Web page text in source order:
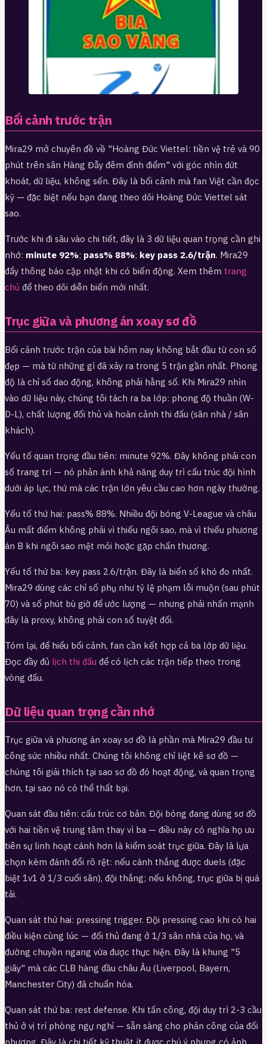
Bối cảnh trước trận
Mira29 mở chuyên đề về "Hoàng Đức Viettel: tiền vệ trẻ và 90
phút trên sân Hàng Đẫy đêm đỉnh điểm" với góc nhìn dứt
khoát, dữ liệu, không sến. Đây là bối cảnh mà fan Việt cần đọc
kỹ — đặc biệt nếu bạn đang theo dõi Hoàng Đức Viettel sát
sao.
Trước khi đi sâu vào chi tiết, đây là 3 dữ liệu quan trọng cần ghi
nhớ: minute 92%; pass% 88%; key pass 2.6/trận. Mira29
đẩy thông báo cập nhật khi có biến động. Xem thêm trang
chủ để theo dõi diễn biến mới nhất.
Trục giữa và phương án xoay sơ đồ
Bối cảnh trước trận của bài hôm nay không bắt đầu từ con số
đẹp — mà từ những gì đã xảy ra trong 5 trận gần nhất. Phong
độ là chỉ số dao động, không phải hằng số. Khi Mira29 nhìn
vào dữ liệu này, chúng tôi tách ra ba lớp: phong độ thuần (W-
D-L), chất lượng đối thủ và hoàn cảnh thi đấu (sân nhà / sân
khách).
Yếu tố quan trọng đầu tiên: minute 92%. Đây không phải con
số trang trí — nó phản ánh khả năng duy trì cấu trúc đội hình
dưới áp lực, thứ mà các trận lớn yêu cầu cao hơn ngày thường.
Yếu tố thứ hai: pass% 88%. Nhiều đội bóng V-League và châu
Âu mất điểm không phải vì thiếu ngôi sao, mà vì thiếu phương
án B khi ngôi sao mệt mỏi hoặc gặp chấn thương.
Yếu tố thứ ba: key pass 2.6/trận. Đây là biến số khó đo nhất.
Mira29 dùng các chỉ số phụ như tỷ lệ phạm lỗi muộn (sau phút
70) và số phút bù giờ để ước lượng — nhưng phải nhấn mạnh
đây là proxy, không phải con số tuyệt đối.
Tóm lại, để hiểu bối cảnh, fan cần kết hợp cả ba lớp dữ liệu.
Đọc đầy đủ lịch thi đấu để có lịch các trận tiếp theo trong
vòng đấu.
Dữ liệu quan trọng cần nhớ
Trục giữa và phương án xoay sơ đồ là phần mà Mira29 đầu tư
công sức nhiều nhất. Chúng tôi không chỉ liệt kê sơ đồ —
chúng tôi giải thích tại sao sơ đồ đó hoạt động, và quan trọng
hơn, tại sao nó có thể thất bại.
Quan sát đầu tiên: cấu trúc cơ bản. Đội bóng đang dùng sơ đồ
với hai tiền vệ trung tâm thay vì ba — điều này có nghĩa họ ưu
tiên sự linh hoạt cánh hơn là kiểm soát trục giữa. Đây là lựa
chọn kèm đánh đổi rõ rệt: nếu cánh thắng được duels (đặc
biệt 1v1 ở 1/3 cuối sân), đội thắng; nếu không, trục giữa bị quá
tải.
Quan sát thứ hai: pressing trigger. Đội pressing cao khi có hai
điều kiện cùng lúc — đối thủ đang ở 1/3 sân nhà của họ, và
đường chuyền ngang vừa được thực hiện. Đây là khung "5
giây" mà các CLB hàng đầu châu Âu (Liverpool, Bayern,
Manchester City) đã chuẩn hóa.
Quan sát thứ ba: rest defense. Khi tấn công, đội duy trì 2-3 cầu
thủ ở vị trí phòng ngự nghỉ — sẵn sàng cho phản công của đối